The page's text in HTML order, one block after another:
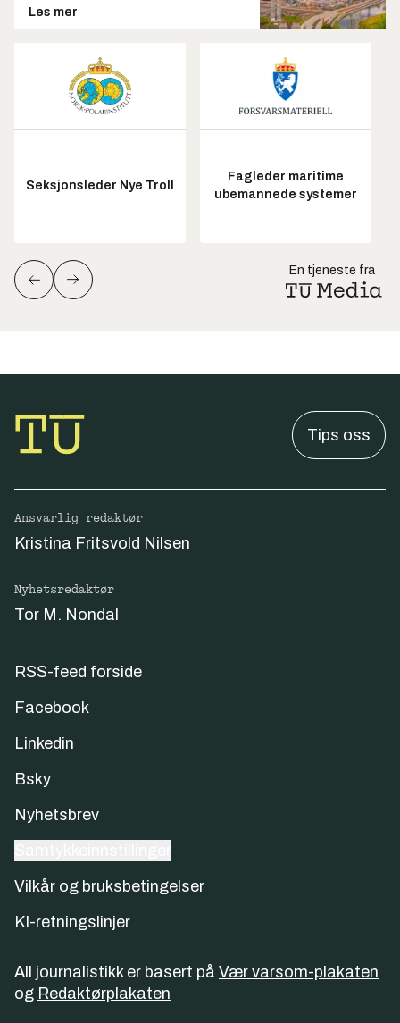
Les mer
Seksjonsleder Nye Troll
Fagleder maritime
ubemannede systemer
En tjeneste fra
Tips oss
Ansvarlig redaktør
Kristina Fritsvold Nilsen
Nyhetsredaktør
Tor M. Nondal
RSS-feed forside
Facebook
Linkedin
Bsky
Nyhetsbrev
Vilkår og bruksbetingelser
KI-retningslinjer
All journalistikk er basert på Vær varsom-plakaten
og Redaktørplakaten